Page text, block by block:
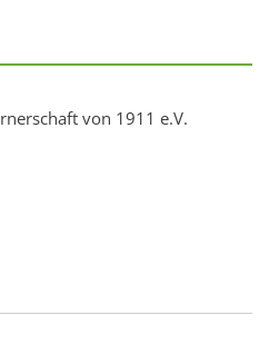
von 1911 e.V.